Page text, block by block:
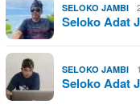
SELOKO JAMBI
Seloko Adat
SELOKO JAMBI
Seloko Adat